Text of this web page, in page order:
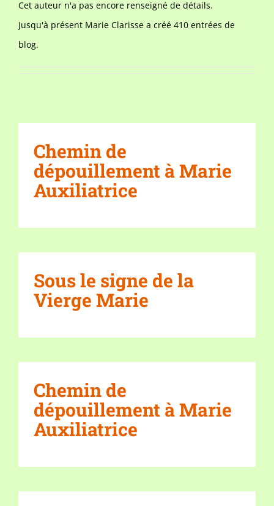
Cet auteur n'a pas encore renseigné de détails.
Jusqu'à présent Marie Clarisse a créé 410 entrées de
blog.
Chemin de
dépouillement à Marie
Auxiliatrice
Sous le signe de la
Vierge Marie
Chemin de
dépouillement à Marie
Auxiliatrice